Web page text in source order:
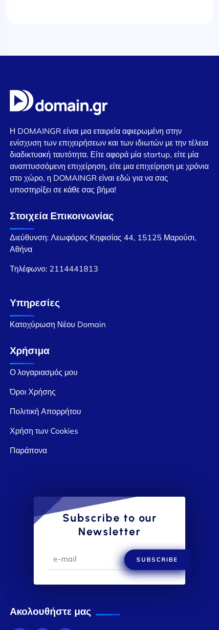
Η DOMAINGR είναι μια εταιρεία αφιερωμένη στην
ενίσχυση των επιχειρήσεων και των ιδιωτών με την τέλεια
διαδικτυακή ταυτότητα. Είτε αφορά μία startup, είτε μία
αναπτυσσόμενη επιχείρηση, είτε μια επιχείρηση με χρόνια
στο χώρο, η DOMAINGR είναι εδώ για να σας
υποστηρίξει σε κάθε σας βήμα!
Στοιχεία Επικοινωνίας
Διεύθυνση: Λεωφόρος Κηφισίας 44, 15125 Μαρούσι,
Αθήνα
Τηλέφωνο: 2114441813
Υπηρεσίες
Κατοχύρωση Νέου Domain
Χρήσιμα
Ο λογαριασμός μου
Όροι Χρήσης
Πολιτική Απορρήτου
Χρήση των Cookies
Παράπονα
Subscribe to our
Newsletter
SUBSCRIBE
Ακολουθήστε μας